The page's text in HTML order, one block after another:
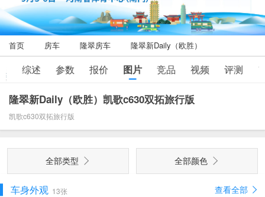
首页 房车 隆翠房车 隆翠新Daily（欧胜）
综述 参数 报价 图片 竞品 视频 评测
隆翠新Daily（欧胜）凯歌c630双拓旅行版
凯歌c630双拓旅行版
全部类型 全部颜色
车身外观 13张 查看全部